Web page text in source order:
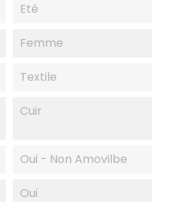
Eté
Femme
Textile
Cuir
Oui - Non Amovilbe
Oui